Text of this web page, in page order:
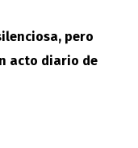
pero
acto diario de